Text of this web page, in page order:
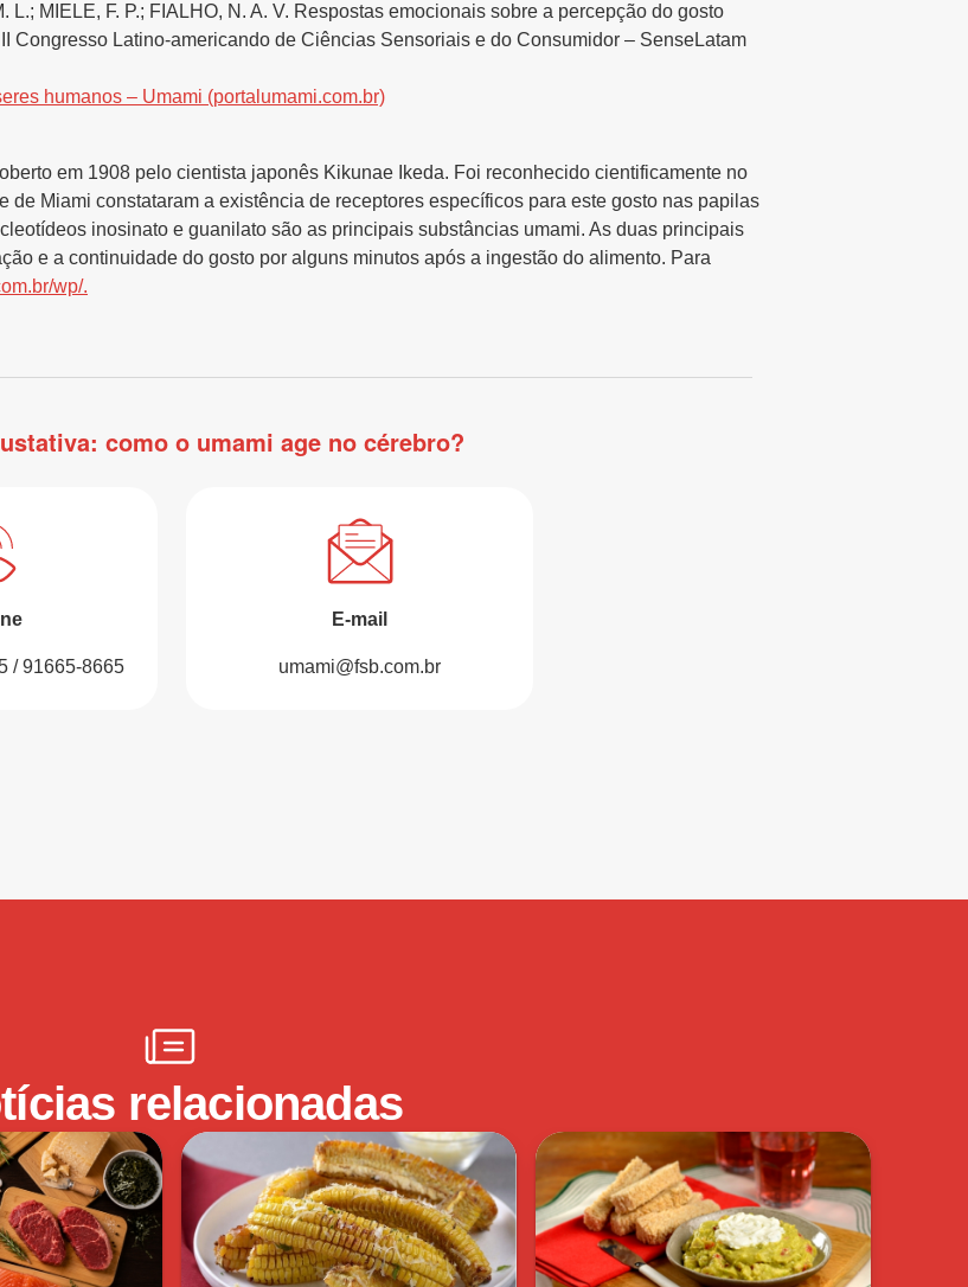
L.; MIELE, F. P.; FIALHO, N. A. V. Respostas emocionais sobre a percepção do gosto
Congresso Latino-americando de Ciências Sensoriais e do Consumidor – SenseLatam
humanos – Umami (portalumami.com.br)
em 1908 pelo cientista japonês Kikunae Ikeda. Foi reconhecido cientificamente no
Miami constataram a existência de receptores específicos para este gosto nas papilas
inosinato e guanilato são as principais substâncias umami. As duas principais
e a continuidade do gosto por alguns minutos após a ingestão do alimento. Para
wp/.
como o umami age no cérebro?
/ 91665-8665
E-mail
umami@fsb.com.br
relacionadas